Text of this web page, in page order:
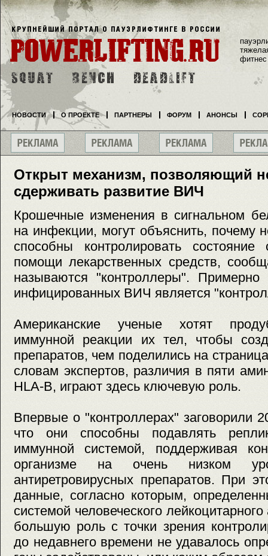
Открыт механизм, позволяющий
сдерживать развитие ВИЧ
Крошечные изменения в сигнальном
на инфекции, могут объяснить,
способны контролировать
помощи лекарственных средств,
называются "контроллеры".
инфицированных ВИЧ является
Американские ученые хотят
иммунной реакции их тел, чтобы
препаратов, чем поделились на
словам экспертов, различия в пяти
HLA-B, играют здесь ключевую роль.
Впервые о "контроллерах" заговорили
что они способны подавлять
иммунной системой, поддерживая
организме на очень низком
антиретровирусных препаратов. При
данные, согласно которым,
системой человеческого
большую роль с точки зрения
до недавнего времени не удавалось
фитнес
НОВОСТИ О ПРОЕКТЕ ПАРТНЕРЫ ФОРУМ АНОНСЫ